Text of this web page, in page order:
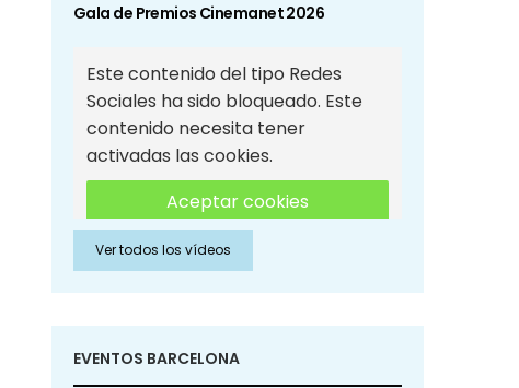
Gala de Premios Cinemanet 2026
Este contenido del tipo Redes
Sociales ha sido bloqueado. Este
contenido necesita tener
activadas las cookies.
Aceptar cookies
Aceptar cookies de Redes
Sociales
Ver todos los vídeos
EVENTOS BARCELONA